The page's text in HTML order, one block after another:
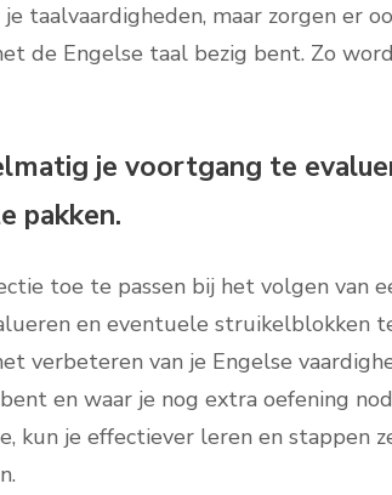
taalvaardigheden, maar zorgen er
de Engelse taal bezig bent. Zo
je voortgang te
pakken.
toe te passen bij het volgen van
en eventuele struikelblokken
verbeteren van je Engelse
en waar je nog extra oefening
kun je effectiever leren en stappen